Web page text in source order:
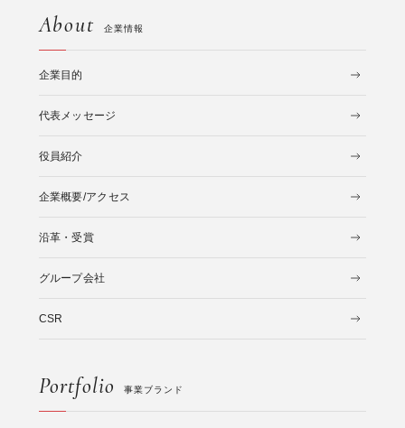
About 企業情報
企業目的
代表メッセージ
役員紹介
企業概要/アクセス
沿革・受賞
グループ会社
CSR
Portfolio 事業ブランド